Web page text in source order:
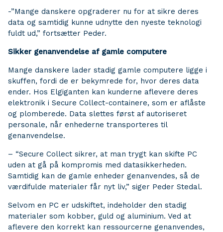
-”Mange danskere opgraderer nu for at sikre deres
data og samtidig kunne udnytte den nyeste teknologi
fuldt ud,” fortsætter Peder.
Sikker genanvendelse af gamle computere
Mange danskere lader stadig gamle computere ligge i
skuffen, fordi de er bekymrede for, hvor deres data
ender. Hos Elgiganten kan kunderne aflevere deres
elektronik i Secure Collect-containere, som er aflåste
og plomberede. Data slettes først af autoriseret
personale, når enhederne transporteres til
genanvendelse.
– “Secure Collect sikrer, at man trygt kan skifte PC
uden at gå på kompromis med datasikkerheden.
Samtidig kan de gamle enheder genanvendes, så de
værdifulde materialer får nyt liv,” siger Peder Stedal.
Selvom en PC er udskiftet, indeholder den stadig
materialer som kobber, guld og aluminium. Ved at
aflevere den korrekt kan ressourcerne genanvendes,